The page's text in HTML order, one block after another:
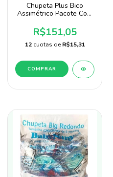
Chupeta Plus Bico
Assimétrico Pacote Com
Marca Baby Nany
R$151,05
12 cuotas deR$15,31
COMPRAR